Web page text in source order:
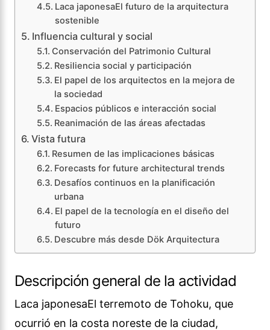
Laca japonesaEl futuro de la arquitectura
sostenible
Influencia cultural y social
Conservación del Patrimonio Cultural
Resiliencia social y participación
El papel de los arquitectos en la mejora de
la sociedad
Espacios públicos e interacción social
Reanimación de las áreas afectadas
Vista futura
Resumen de las implicaciones básicas
Forecasts for future architectural trends
Desafíos continuos en la planificación
urbana
El papel de la tecnología en el diseño del
futuro
Descubre más desde Dök Arquitectura
Descripción general de la actividad
Laca japonesaEl terremoto de Tohoku, que
ocurrió en la costa noreste de la ciudad,